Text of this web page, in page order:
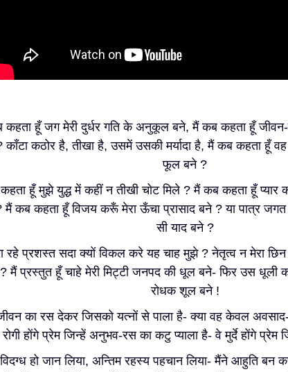
कहता हूँ जग मेरी दुर्धर गति के अनुकूल बने, मैं कब कहता हूँ
काँटा कठोर है, तीखा है, उसमें उसकी मर्यादा है, मैं कब कहता हूँ
फूल बने ?
हूँ मुझे युद्ध में कहीं न तीखी चोट मिले ? मैं कब कहता हूँ प्यार
मैं कब कहता हूँ विजय करूँ मेरा ऊँचा प्रासाद बने ? या पात्र जगत
सी याद बने ?
रहे प्रशस्त सदा क्यों विकल करे यह चाह मुझे ? नेतृत्व न मेरा छिन
मैं प्रस्तुत हूँ चाहे मेरी मिट्टी जनपद की धूल बने- फिर उस धूली
रोधक शूल बने !
का रस देकर जिसको यत्नों से पाला है- क्या वह केवल
होंगे प्रेम जिन्हें अनुभव-रस का कटु प्याला है- वे मुर्दे होंगे प्रेम
हो जान लिया, अन्तिम रहस्य पहचान लिया- मैंने आहुति बन